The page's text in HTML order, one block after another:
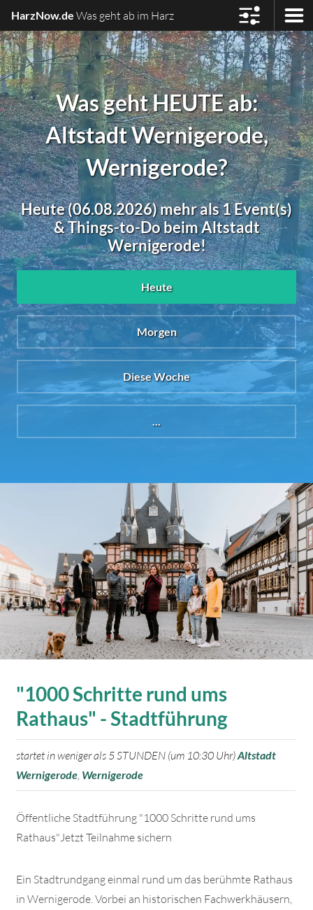
HarzNow.de Was geht ab im Harz
Was geht HEUTE ab:
Altstadt Wernigerode,
Wernigerode?
Heute (06.08.2026) mehr als 1 Event(s)
& Things-to-Do beim Altstadt
Wernigerode!
Heute
Morgen
Diese Woche
"1000 Schritte rund ums
Rathaus" - Stadtführung
startet in weniger als 5 STUNDEN (um 10:30 Uhr)Altstadt
Wernigerode Wernigerode
Öffentliche Stadtführung "1000 Schritte rund ums
Rathaus"Jetzt Teilnahme sichern
Ein Stadtrundgang einmal rund um das berühmte Rathaus
in Wernigerode. Vorbei an historischen Fachwerkhäusern,